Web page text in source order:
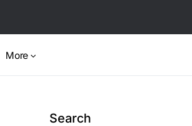
More
Search